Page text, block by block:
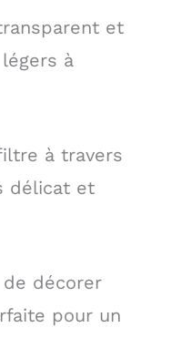
et
à
à travers
délicat et
de décorer
pour un